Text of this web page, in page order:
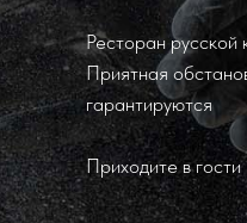
Ресторан русской
Приятная
гарантируются
Приходите в гости